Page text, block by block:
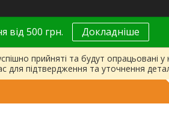
від 500 грн. Докладніше
прийняті та будут
для підтвердження та уточнення